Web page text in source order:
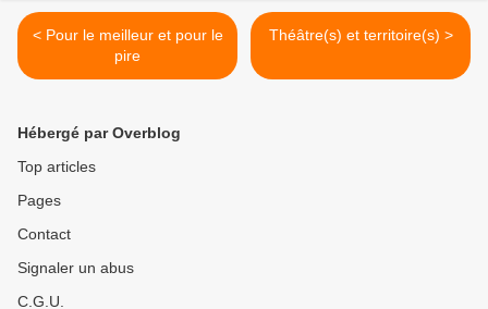
< Pour le meilleur et pour le
pire
Théâtre(s) et territoire(s) >
Hébergé par Overblog
Top articles
Pages
Contact
Signaler un abus
C.G.U.